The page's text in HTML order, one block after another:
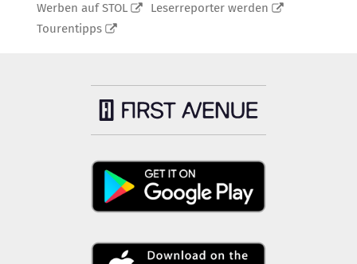
Werben auf STOL
Leserreporter werden
Tourentipps